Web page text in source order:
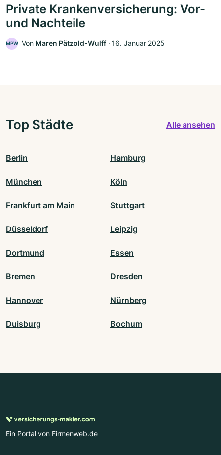
Private Krankenversicherung: Vor-
und Nachteile
MPW Von Maren Pätzold-Wulff ‧ 16. Januar 2025
Top Städte Alle ansehen
Berlin Hamburg
München Köln
Frankfurt am Main Stuttgart
Düsseldorf Leipzig
Dortmund Essen
Bremen Dresden
Hannover Nürnberg
Duisburg Bochum
Ein Portal von Firmenweb.de